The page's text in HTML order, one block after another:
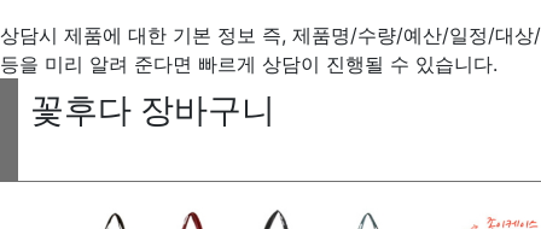
상담시 제품에 대한 기본 정보 즉, 제품명/수량/예산/일정/대상/
등을 미리 알려 준다면 빠르게 상담이 진행될 수 있습니다.
꽃후다 장바구니